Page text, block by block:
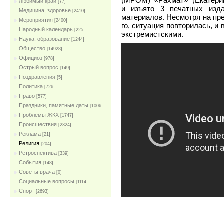
[77]
Медицина, здоровье [2410]
Мероприятия [2400]
Народный календарь [225]
Наука, образование [1244]
Общество [14928]
Официоз [978]
Острый вопрос [149]
Поздравления [5]
Политика [726]
Право [577]
Праздники, памятные даты [1006]
Проблемы ЖКХ [1747]
Проиcшествия [2324]
Реклама [21]
Религия [204]
Ретроспектива [339]
События [148]
Советы врача [0]
Социальные вопросы [1114]
Спорт [2693]
и изъято 3 печатных
материалов. Несмотря на
го, ситуация повторилась,
экстремистскими.